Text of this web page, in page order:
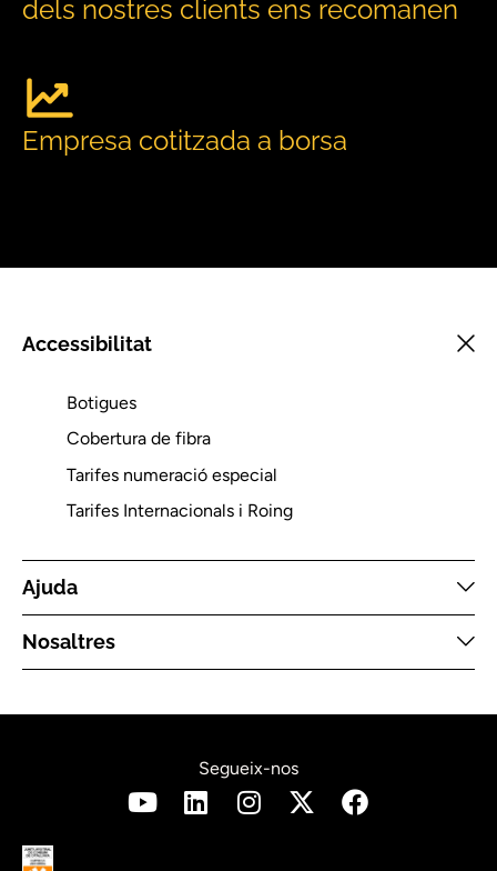
dels nostres clients ens recomanen
Empresa cotitzada a borsa
Accessibilitat
Botigues
Cobertura de fibra
Tarifes numeració especial
Tarifes Internacionals i Roing
Ajuda
Nosaltres
Segueix-nos